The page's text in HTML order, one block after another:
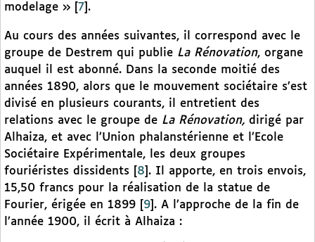
modelage »
7 .
Au cours des années suivantes, il correspond avec le
groupe de Destrem qui publie La Rénovation, organe
auquel il est abonné. Dans la seconde moitié des
années 1890, alors que le mouvement sociétaire s’est
divisé en plusieurs courants, il entretient des
relations avec le groupe de La Rénovation, dirigé par
Alhaiza, et avec l’Union phalanstérienne et l’Ecole
Sociétaire Expérimentale, les deux groupes
fouriéristes dissidents
8 . Il apporte, en trois envois,
15,50 francs pour la réalisation de la statue de
Fourier, érigée en 1899
9 . A l’approche de la fin de
l’année 1900, il écrit à Alhaiza :